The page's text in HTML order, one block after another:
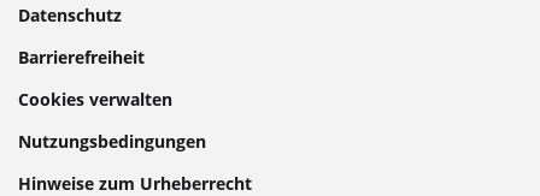
Datenschutz
Barrierefreiheit
Cookies verwalten
Nutzungsbedingungen
Hinweise zum Urheberrecht